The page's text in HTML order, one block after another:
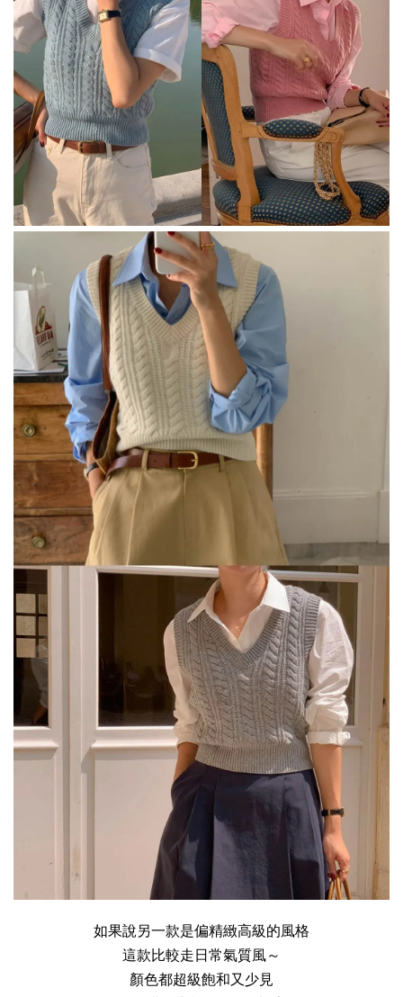
如果說另一款是偏精緻高級的風格
這款比較走日常氣質風～
顏色都超級飽和又少見